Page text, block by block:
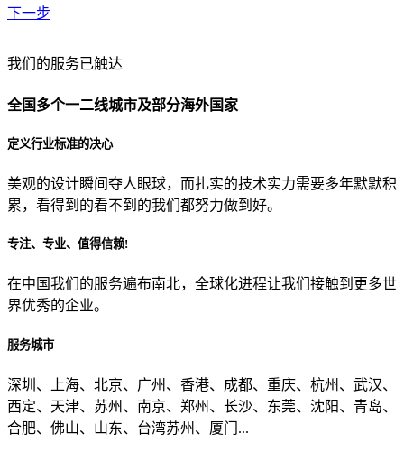
下一步
贵公司预算范围是？
贵公司的团队规模是？
目前主要的营销渠道是？
我们的服务已触达
全国多个一二线城市及部分海外国家
定义行业标准的决心
美观的设计瞬间夺人眼球，而扎实的技术实力需要多年默默积
累，看得到的看不到的我们都努力做到好。
专注、专业、值得信赖!
在中国我们的服务遍布南北，全球化进程让我们接触到更多世
界优秀的企业。
服务城市
深圳、上海、北京、广州、香港、成都、重庆、杭州、武汉、
西定、天津、苏州、南京、郑州、长沙、东莞、沈阳、青岛、
合肥、佛山、山东、台湾苏州、厦门...